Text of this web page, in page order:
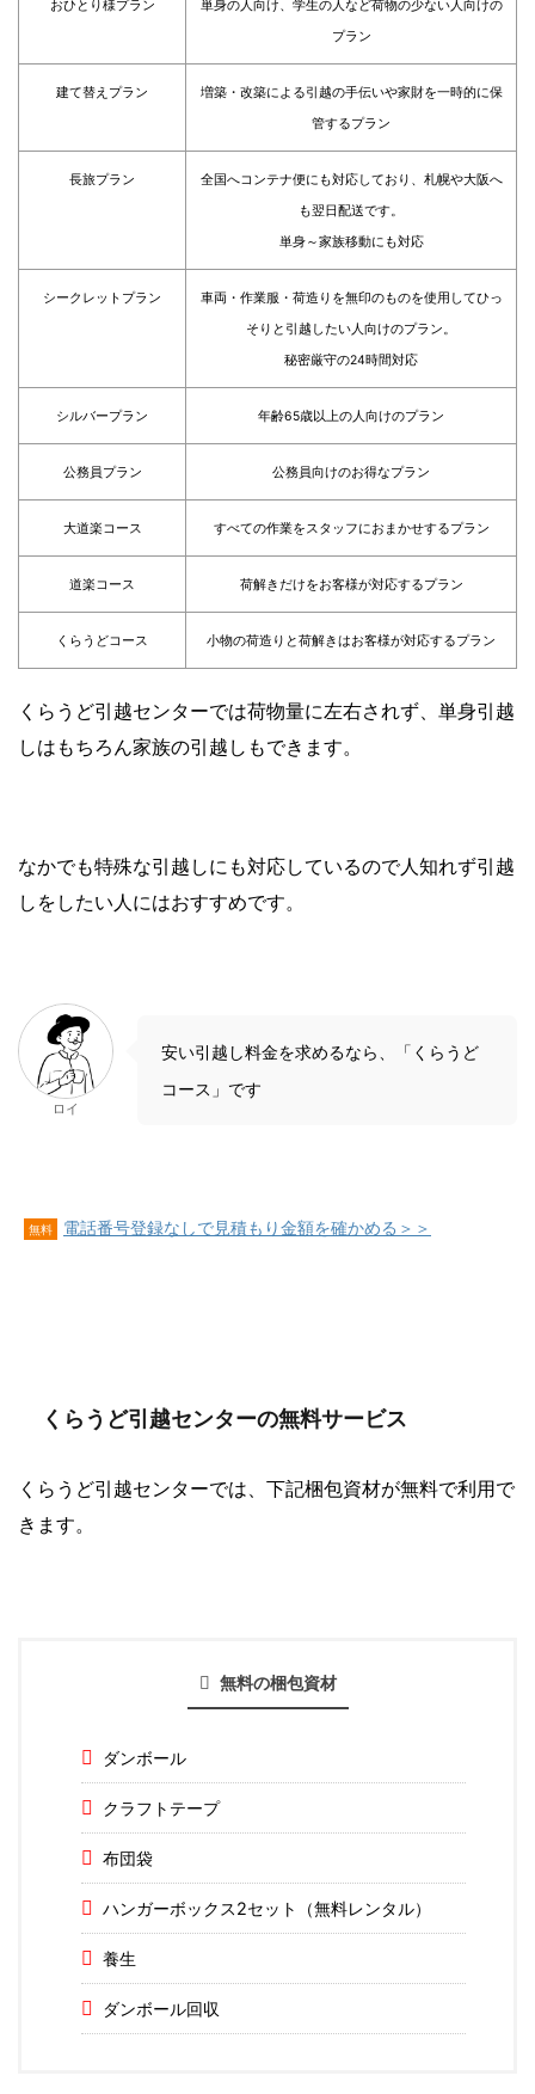
おひとり様プラン
単身の人向け、学生の人など荷物の少ない人向けの
プラン
建て替えプラン
増築・改築による引越の手伝いや家財を一時的に保
管するプラン
長旅プラン
全国へコンテナ便にも対応しており、札幌や大阪へ
も翌日配送です。
単身～家族移動にも対応
シークレットプラン
車両・作業服・荷造りを無印のものを使用してひっ
そりと引越したい人向けのプラン。
秘密厳守の24時間対応
シルバープラン 年齢65歳以上の人向けのプラン
公務員プラン 公務員向けのお得なプラン
大道楽コース すべての作業をスタッフにおまかせするプラン
道楽コース 荷解きだけをお客様が対応するプラン
くらうどコース 小物の荷造りと荷解きはお客様が対応するプラン
くらうど引越センターでは荷物量に左右されず、単身引越
しはもちろん家族の引越しもできます。
なかでも特殊な引越しにも対応しているので人知れず引越
しをしたい人にはおすすめです。
ロイ
安い引越し料金を求めるなら、「くらうど
コース」です
無料 電話番号登録なしで見積もり金額を確かめる＞＞
くらうど引越センターの無料サービス
くらうど引越センターでは、下記梱包資材が無料で利用で
きます。
無料の梱包資材
ダンボール
クラフトテープ
布団袋
ハンガーボックス2セット（無料レンタル）
養生
ダンボール回収